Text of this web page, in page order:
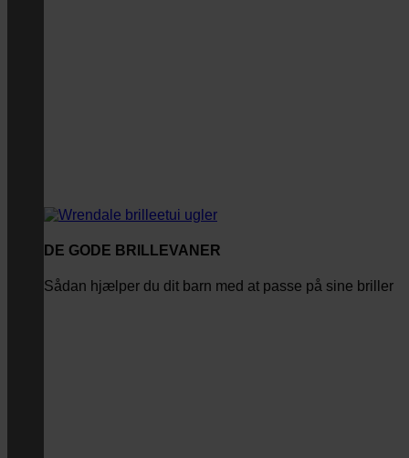
DE GODE BRILLEVANER
Sådan hjælper du dit barn med at passe på sine briller